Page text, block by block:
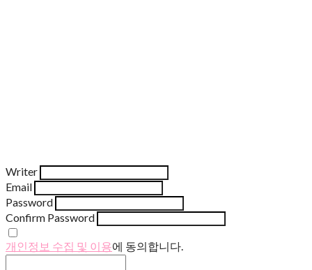
Writer
Email
Password
Confirm Password
개인정보 수집 및 이용에 동의합니다.